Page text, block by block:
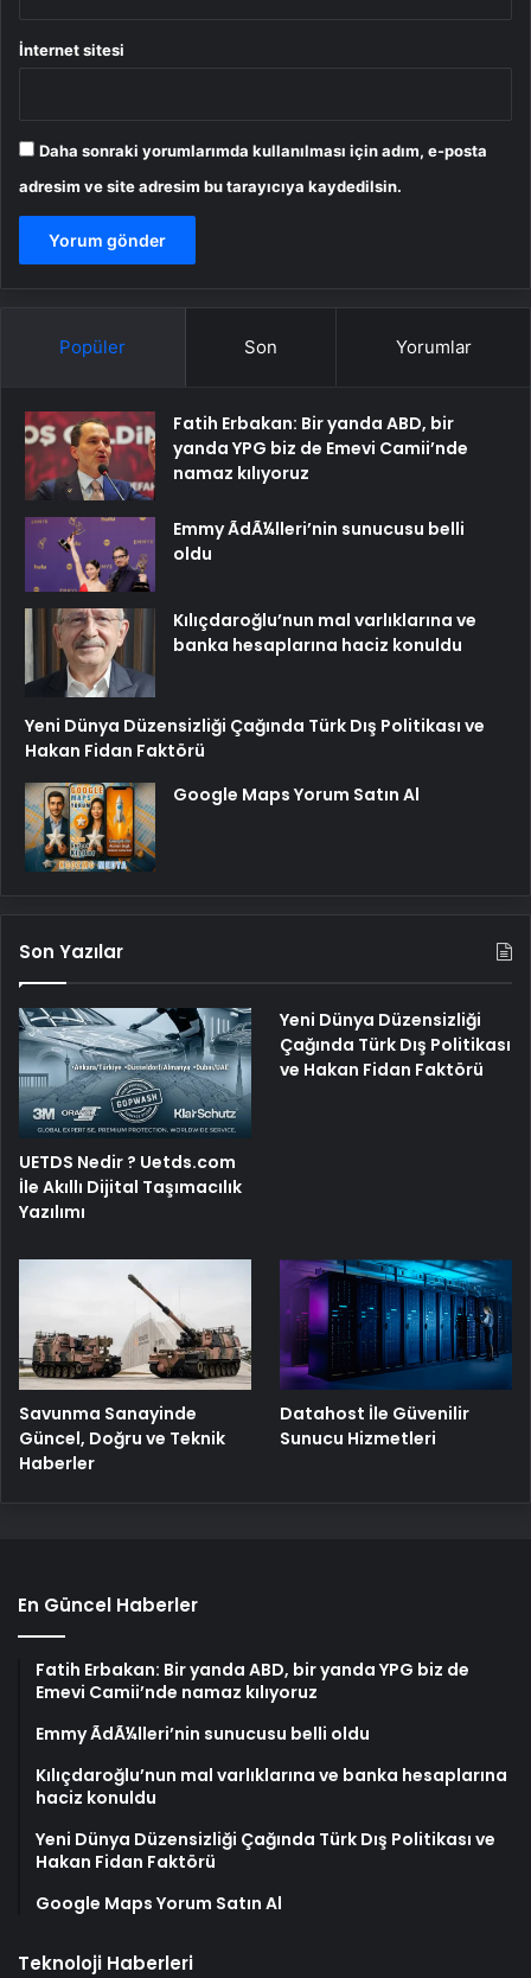
İnternet sitesi
Daha sonraki yorumlarımda kullanılması için adım, e-posta
adresim ve site adresim bu tarayıcıya kaydedilsin.
Popüler Son Yorumlar
Fatih Erbakan: Bir yanda ABD, bir
yanda YPG biz de Emevi Camii’nde
namaz kılıyoruz
Emmy ÃdÃ¼lleri’nin sunucusu belli
oldu
Kılıçdaroğlu’nun mal varlıklarına ve
banka hesaplarına haciz konuldu
Yeni Dünya Düzensizliği Çağında Türk Dış Politikası ve
Hakan Fidan Faktörü
Google Maps Yorum Satın Al
Son Yazılar
UETDS Nedir ? Uetds.com
İle Akıllı Dijital Taşımacılık
Yazılımı
Yeni Dünya Düzensizliği
Çağında Türk Dış Politikası
ve Hakan Fidan Faktörü
Savunma Sanayinde
Güncel, Doğru ve Teknik
Haberler
Datahost İle Güvenilir
Sunucu Hizmetleri
En Güncel Haberler
Fatih Erbakan: Bir yanda ABD, bir yanda YPG biz de
Emevi Camii’nde namaz kılıyoruz
Emmy ÃdÃ¼lleri’nin sunucusu belli oldu
Kılıçdaroğlu’nun mal varlıklarına ve banka hesaplarına
haciz konuldu
Yeni Dünya Düzensizliği Çağında Türk Dış Politikası ve
Hakan Fidan Faktörü
Google Maps Yorum Satın Al
Teknoloji Haberleri